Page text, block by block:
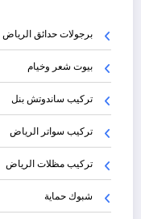
برجولات حدائق الرياض
بيوت شعر وخيام
تركيب ساندوتش بنل
تركيب سواتر الرياض
تركيب مظلات الرياض
شبوك حماية